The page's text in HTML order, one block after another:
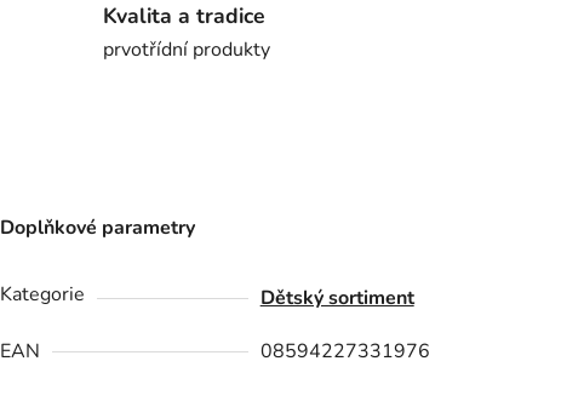
Kvalita a tradice
prvotřídní produkty
Doplňkové parametry
Kategorie
Dětský sortiment
EAN
08594227331976